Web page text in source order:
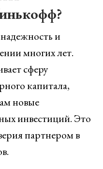
и
многих лет.
сферу
капитала,
новые
инвестиций. Это
партнером в